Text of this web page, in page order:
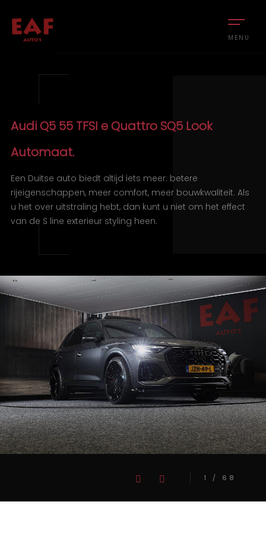
MENU
Audi Q5 55 TFSI e Quattro SQ5 Look
Automaat.
Een Duitse auto biedt altijd iets meer: betere
rijeigenschappen, meer comfort, meer bouwkwaliteit. Als
u het over uitstraling hebt, dan kunt u niet om het effect
van de S line exterieur styling heen.
1 / 68